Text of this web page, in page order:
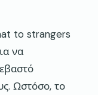
to strangers
να
Ωστόσο, το